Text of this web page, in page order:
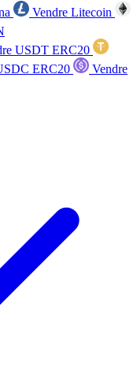
Vendre Litecoin
USDT ERC20
ERC20
Vendre